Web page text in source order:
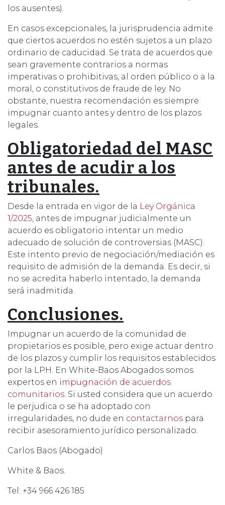
los ausentes).
En casos excepcionales, la jurisprudencia admite
que ciertos acuerdos no estén sujetos a un plazo
ordinario de caducidad. Se trata de acuerdos que
sean gravemente contrarios a normas
imperativas o prohibitivas, al orden público o a la
moral, o constitutivos de fraude de ley. No
obstante, nuestra recomendación es siempre
impugnar cuanto antes y dentro de los plazos
legales.
Obligatoriedad del MASC
antes de acudir a los
tribunales.
Desde la entrada en vigor de la Ley Orgánica
1/2025 , antes de impugnar judicialmente un
acuerdo es obligatorio intentar un medio
adecuado de solución de controversias (MASC).
Este intento previo de negociación/mediación es
requisito de admisión de la demanda. Es decir, si
no se acredita haberlo intentado, la demanda
será inadmitida.
Conclusiones.
Impugnar un acuerdo de la comunidad de
propietarios es posible, pero exige actuar dentro
de los plazos y cumplir los requisitos establecidos
por la LPH. En White-Baos Abogados somos
expertos en impugnación de acuerdos
comunitarios . Si usted considera que un acuerdo
le perjudica o se ha adoptado con
irregularidades, no dude en contactarnos para
recibir asesoramiento jurídico personalizado.
Carlos Baos (Abogado)
White & Baos.
Tel: +34 966 426 185